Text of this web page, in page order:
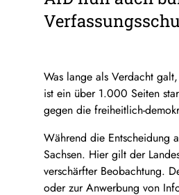
Was lange als Verdacht
ist ein über 1.000 Seiten
gegen die freiheitlich-
Während die Entscheidung
Sachsen. Hier gilt der
verschärfter Beobachtung.
oder zur Anwerbung von